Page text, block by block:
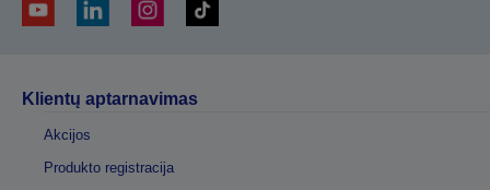
Klientų aptarnavimas
Akcijos
Produkto registracija